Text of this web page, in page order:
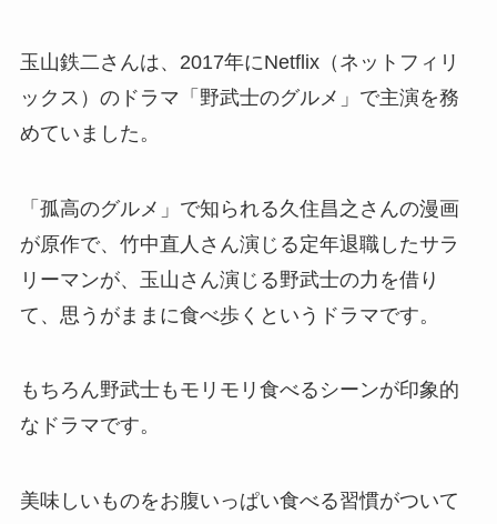
玉山鉄二さんは、2017年にNetflix（ネットフィリ
ックス）のドラマ「野武士のグルメ」で主演を務
めていました。
「孤高のグルメ」で知られる久住昌之さんの漫画
が原作で、竹中直人さん演じる定年退職したサラ
リーマンが、玉山さん演じる野武士の力を借り
て、思うがままに食べ歩くというドラマです。
もちろん野武士もモリモリ食べるシーンが印象的
なドラマです。
美味しいものをお腹いっぱい食べる習慣がついて